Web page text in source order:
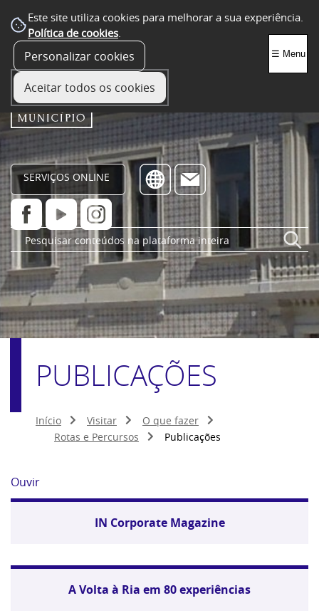
Este site utiliza cookies para melhorar a sua experiência.
Política de cookies.
Personalizar cookies
Aceitar todos os cookies
SERVIÇOS ONLINE
☰ Menu
PUBLICAÇÕES
Início Visitar
O que fazer
Rotas e Percursos
Publicações
Ouvir
IN Corporate Magazine
A Volta à Ria em 80 experiências